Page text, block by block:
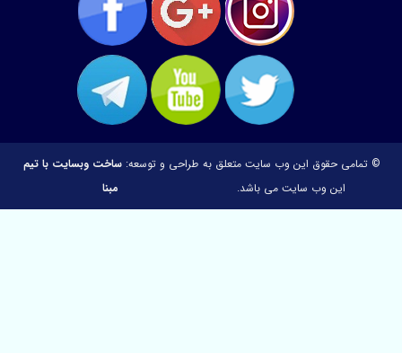
حقوق این وب سایت متعلق به
این وب سایت می باشد.
طراحی و توسعه:ساخت وبسایت با تیم